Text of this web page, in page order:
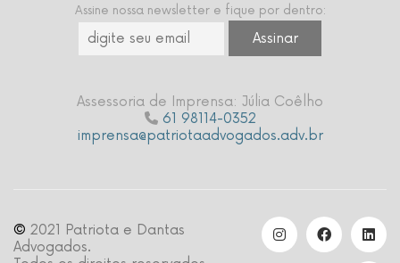
Assine nossa newsletter e fique por dentro:
Assessoria de Imprensa: Júlia Coêlho
61 98114-0352
imprensa@patriotaadvogados.adv.br
© 2021 Patriota e Dantas
Advogados.